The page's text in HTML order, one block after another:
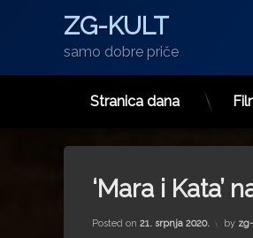
ZG-KULT
samo dobre priče
Stranica dana
‘Mara i Kata’
Posted on 21. srpnja 2020. by